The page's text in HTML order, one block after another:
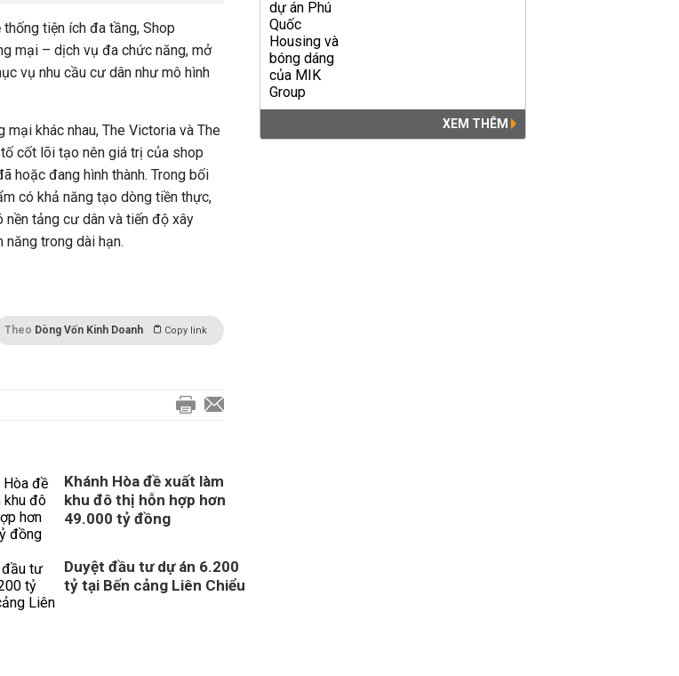
tiện ích đa tầng, Shop
mại – dịch vụ đa chức năng, mở
vụ nhu cầu cư dân như mô hình
mại khác nhau, The Victoria và The
cốt lõi tạo nên giá trị của shop
hoặc đang hình thành. Trong bối
có khả năng tạo dòng tiền thực,
tảng cư dân và tiến độ xây
trong dài hạn.
Theo Dòng Vốn Kinh Doanh Copy link
Khánh Hòa đề xuất làm
khu đô thị hỗn hợp hơn
49.000 tỷ đồng
Duyệt đầu tư dự án 6.200
tỷ tại Bến cảng Liên Chiểu
XEM THÊM